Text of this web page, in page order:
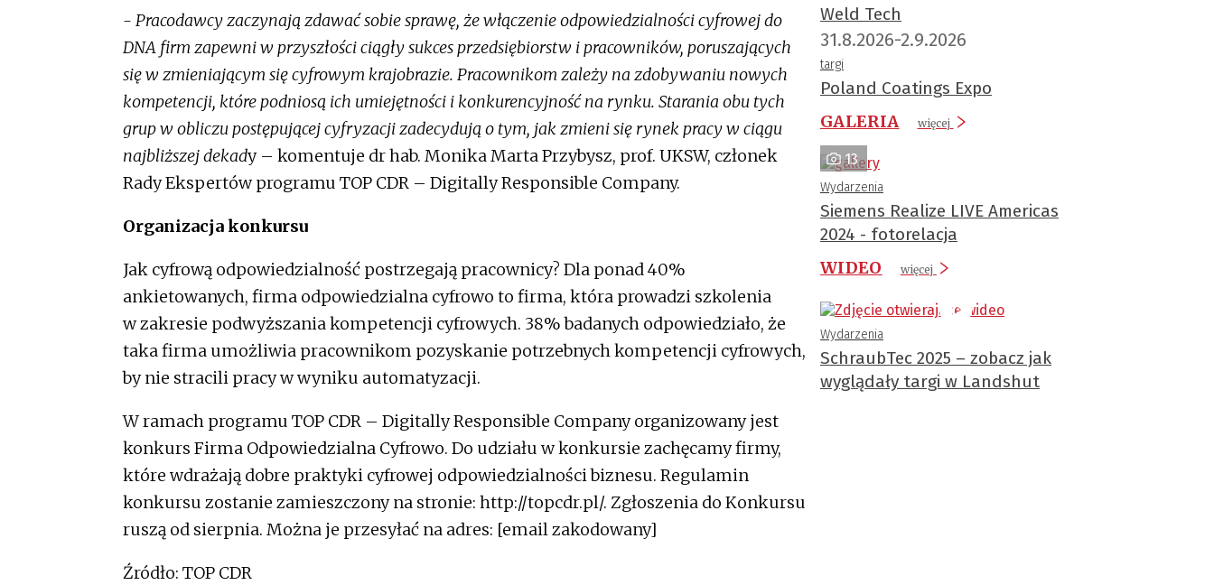
- Pracodawcy zaczynają zdawać sobie sprawę, że włączenie odpowiedzialności cyfrowej do
DNA firm zapewni w przyszłości ciągły sukces przedsiębiorstw i pracowników, poruszających
się w zmieniającym się cyfrowym krajobrazie. Pracownikom zależy na zdobywaniu nowych
kompetencji, które podniosą ich umiejętności i konkurencyjność na rynku. Starania obu tych
grup w obliczu postępującej cyfryzacji zadecydują o tym, jak zmieni się rynek pracy w ciągu
najbliższej dekady – komentuje dr hab. Monika Marta Przybysz, prof. UKSW, członek
Rady Ekspertów programu TOP CDR – Digitally Responsible Company.
Organizacja konkursu
Jak cyfrową odpowiedzialność postrzegają pracownicy? Dla ponad 40%
ankietowanych, firma odpowiedzialna cyfrowo to firma, która prowadzi szkolenia
w zakresie podwyższania kompetencji cyfrowych. 38% badanych odpowiedziało, że
taka firma umożliwia pracownikom pozyskanie potrzebnych kompetencji cyfrowych,
by nie stracili pracy w wyniku automatyzacji.
W ramach programu TOP CDR – Digitally Responsible Company organizowany jest
konkurs Firma Odpowiedzialna Cyfrowo. Do udziału w konkursie zachęcamy firmy,
które wdrażają dobre praktyki cyfrowej odpowiedzialności biznesu. Regulamin
konkursu zostanie zamieszczony na stronie: http://topcdr.pl/. Zgłoszenia do Konkursu
ruszą od sierpnia. Można je przesyłać na adres: [email zakodowany]
Źródło: TOP CDR
Weld Tech
31.8.2026-2.9.2026
targi
Poland Coatings Expo
GALERIA
więcej
13
Wydarzenia
Siemens Realize LIVE Americas
2024 - fotorelacja
WIDEO
więcej
Wydarzenia
SchraubTec 2025 – zobacz jak
wyglądały targi w Landshut